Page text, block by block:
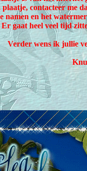
contacteer me
namen en het
gaat heel veel tijd
Verder wens ik jullie